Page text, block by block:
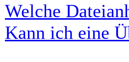
Welche
Kann ich eine